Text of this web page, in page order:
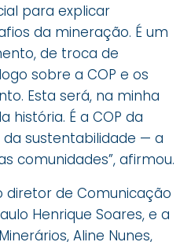
para explicar
da mineração. É um
de troca de
sobre a COP e os
Esta será, na minha
história. É a COP da
sustentabilidade — a
comunidades”, afirmou.
diretor de Comunicação
Henrique Soares, e a
Aline Nunes,